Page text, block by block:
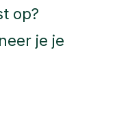
op?
je je